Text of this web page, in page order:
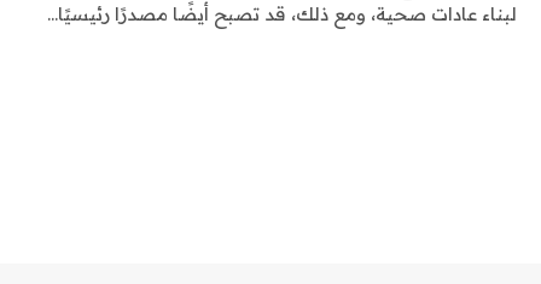
لبناء عادات صحية، ومع ذلك، قد تصبح أيضًا مصدرًا رئيسيًا…